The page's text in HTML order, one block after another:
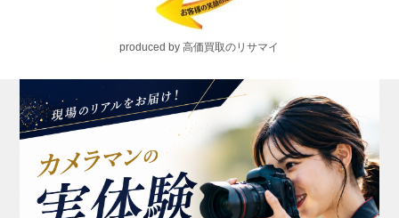
produced by 高価買取のリサマイ